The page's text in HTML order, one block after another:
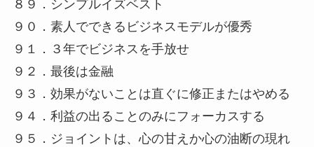
８９．シンプルイズベスト
９０．素人でできるビジネスモデルが優秀
９１．３年でビジネスを手放せ
９２．最後は金融
９３．効果がないことは直ぐに修正またはやめる
９４．利益の出ることのみにフォーカスする
９５．ジョイントは、心の甘えか心の油断の現れ